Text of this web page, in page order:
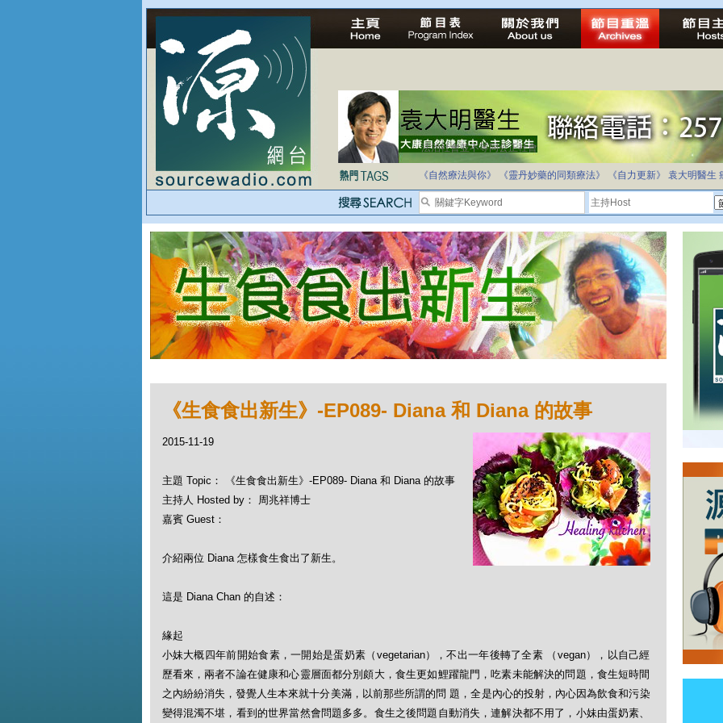
自家教育合法化-推動多元化教育，全民學卷制
《自然療法與你》 《靈丹妙藥的同類療法》 《自力更新》 袁大明醫生
《生食食出新生》-EP089- Diana 和 Diana 的故事
2015-11-19
主題 Topic： 《生食食出新生》-EP089- Diana 和 Diana 的故事
主持人 Hosted by： 周兆祥博士
嘉賓 Guest：
介紹兩位 Diana 怎樣食生食出了新生。
這是 Diana Chan 的自述：
緣起
小妹大概四年前開始食素，一開始是蛋奶素（vegetarian），不出一年後轉了全素 （vegan），以自己經
歷看來，兩者不論在健康和心靈層面都分別頗大，食生更如鯉躍龍門，吃素未能解決的問題，食生短時間
之內紛紛消失，發覺人生本來就十分美滿，以前那些所謂的問 題，全是內心的投射，內心因為飲食和污染
變得混濁不堪，看到的世界當然會問題多多。食生之後問題自動消失，連解決都不用了，小妹由蛋奶素、